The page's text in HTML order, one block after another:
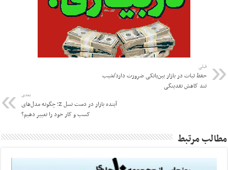
قبلی
حفظ ثبات در بازار بین‌بانکی ضرورت دارد/شیب
تند کاهش نقدینگی
بعدی
آینده بازار در دست نسل Z؛ چگونه مدل‌های
کسب‌ و کار خود را تغییر دهیم؟
مطالب مرتبط